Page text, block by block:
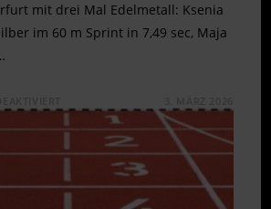
mit drei Mal Edelmetall: Ksenia
im 60 m Sprint in 7,49 sec, Maja
2X
SILBER,
1X
BRONZE
BEI
DEUTSCHEN
HOCHSCHULMEISTERSCHAFTEN